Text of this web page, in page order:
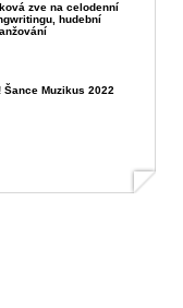
zve na celodenní
hudební
Šance Muzikus 2022